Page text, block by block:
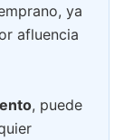
ya
afluencia
, puede